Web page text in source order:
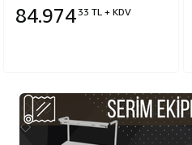
84.97433 TL + KDV